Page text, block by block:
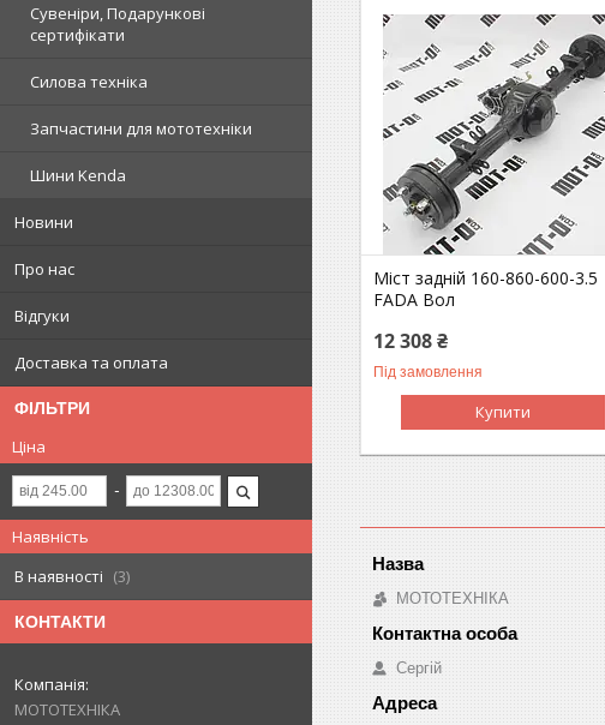
Сувеніри, Подарункові
сертифікати
Силова техніка
Запчастини для мототехніки
Шини Kenda
Новини
Про нас
Відгуки
Доставка та оплата
ФІЛЬТРИ
Ціна
Наявність
В наявності
3
КОНТАКТИ
МОТОТЕХНІКА
Міст задній 160-860-600-3.5
FADA Вол
12 308 ₴
Під замовлення
Купити
МОТОТЕХНІКА
Сергій